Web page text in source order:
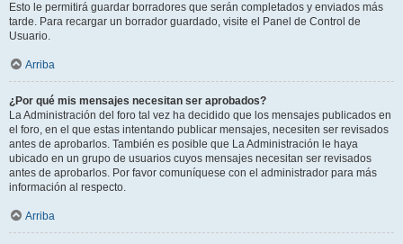
Esto le permitirá guardar borradores que serán completados y enviados más
tarde. Para recargar un borrador guardado, visite el Panel de Control de
Usuario.
Arriba
¿Por qué mis mensajes necesitan ser aprobados?
La Administración del foro tal vez ha decidido que los mensajes publicados en
el foro, en el que estas intentando publicar mensajes, necesiten ser revisados
antes de aprobarlos. También es posible que La Administración le haya
ubicado en un grupo de usuarios cuyos mensajes necesitan ser revisados
antes de aprobarlos. Por favor comuníquese con el administrador para más
información al respecto.
Arriba